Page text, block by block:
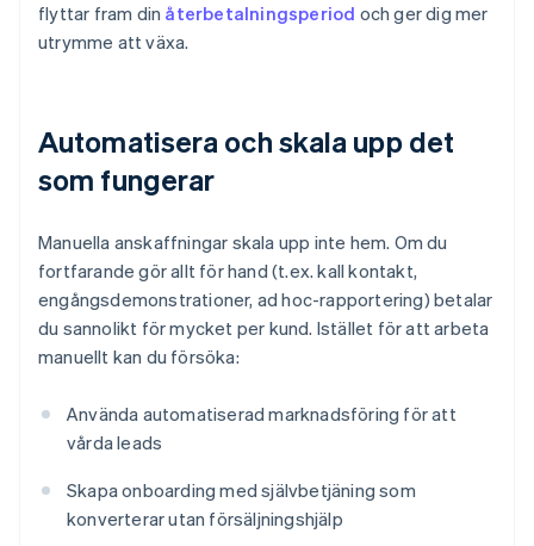
flyttar fram din återbetalningsperiod och ger dig mer
utrymme att växa.
Automatisera och skala upp det
som fungerar
Manuella anskaffningar skala upp inte hem. Om du
fortfarande gör allt för hand (t.ex. kall kontakt,
engångsdemonstrationer, ad hoc-rapportering) betalar
du sannolikt för mycket per kund. Istället för att arbeta
manuellt kan du försöka:
Använda automatiserad marknadsföring för att
vårda leads
Skapa onboarding med självbetjäning som
konverterar utan försäljningshjälp